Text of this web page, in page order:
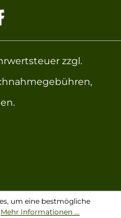
zzgl.
um eine bestmögliche
Mehr Informationen ...